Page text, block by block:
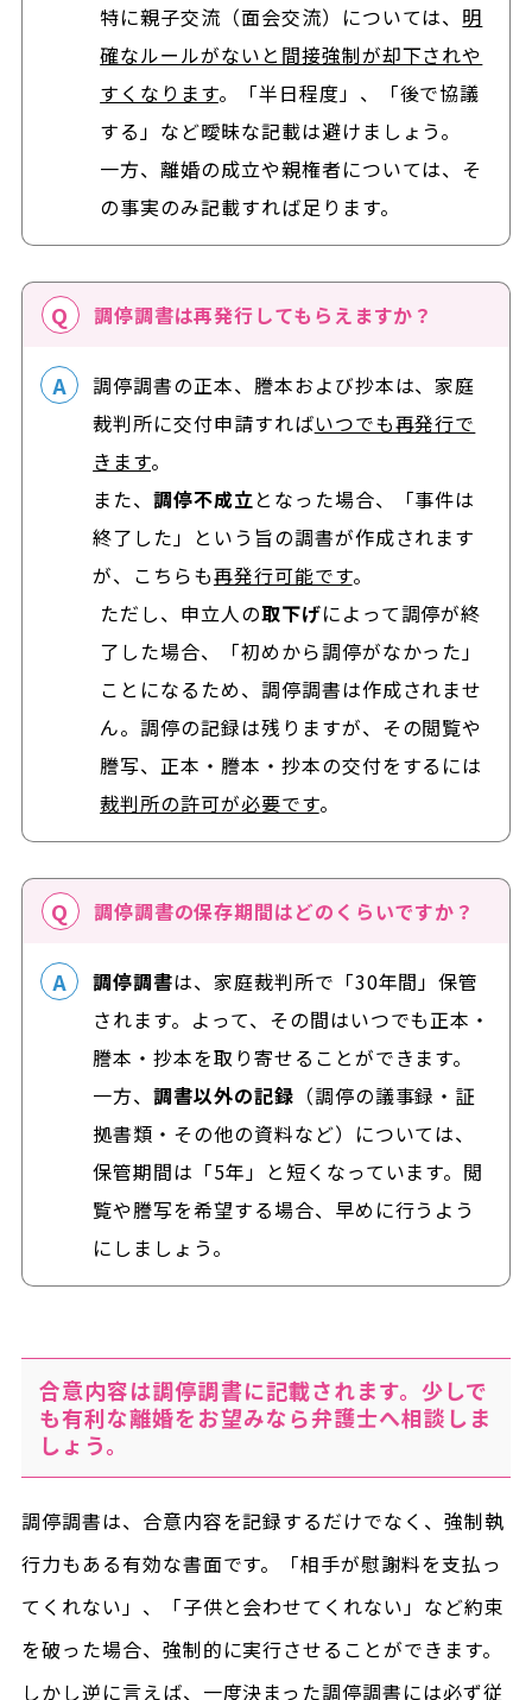
特に親子交流（面会交流）については、 明
確なルールがないと間接強制が却下されや
すくなります。「半日程度」、「後で協議
する」など曖昧な記載は避けましょう。
一方、離婚の成立や親権者については、そ
の事実のみ記載すれば足ります。
調停調書は再発行してもらえますか？
調停調書の正本、謄本および抄本は、家庭
裁判所に交付申請すればいつでも再発行で
きます。
また、 調停不成立 となった場合、「事件は
終了した」という旨の調書が作成されます
が、こちらも再発行可能です。
ただし、申立人の取下げによって調停が終
了した場合、「初めから調停がなかった」
ことになるため、調停調書は作成されませ
ん。調停の記録は残りますが、その閲覧や
謄写、正本・謄本・抄本の交付をするには
裁判所の許可が必要です。
調停調書の保存期間はどのくらいですか？
調停調書は、家庭裁判所で「30年間」保管
されます。よって、その間はいつでも正本・
謄本・抄本を取り寄せることができます。
一方、 調書以外の記録 （調停の議事録・証
拠書類・その他の資料など）については、
保管期間は「5年」と短くなっています。閲
覧や謄写を希望する場合、早めに行うよう
にしましょう。
合意内容は調停調書に記載されます。少しで
も有利な離婚をお望みなら弁護士へ相談しま
しょう。
調停調書は、合意内容を記録するだけでなく、強制執
行力もある有効な書面です。「相手が慰謝料を支払っ
てくれない」、「子供と会わせてくれない」など約束
を破った場合、強制的に実行させることができます。
しかし逆に言えば、一度決まった調停調書には必ず従